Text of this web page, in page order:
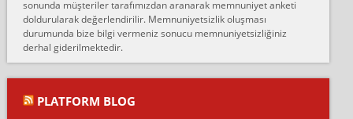
Fatih kokmese:
Diyarbakır dan eşyamı getirtmek için anlaştım sözleşme yaptım.
Son anda fiyat artırdılar.. mecburiyetten tasittim.. bu kişiler ağrılı
Ali:
sonunda müşteriler tarafımızdan aranarak memnuniyet anketi
doldurularak değerlendirilir. Memnuniyetsizlik oluşması
durumunda bize bilgi vermeniz sonucu memnuniyetsizliğiniz
derhal giderilmektedir.
PLATFORM BLOG